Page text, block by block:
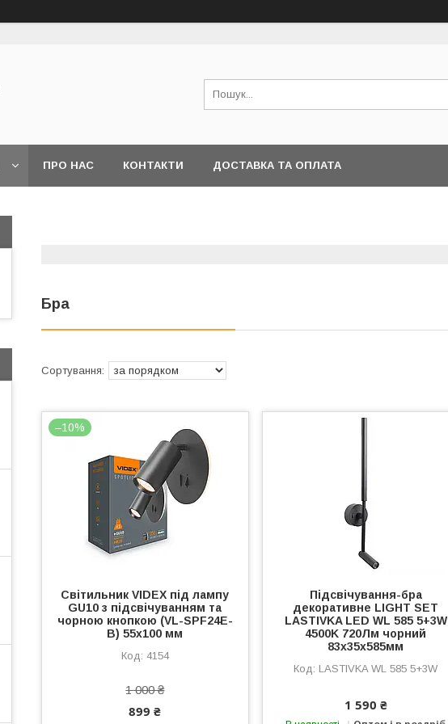
ПРО НАС КОНТАКТИ ДОСТАВКА ТА ОПЛАТА
Бра
–10%
Світильник VIDEX під лампу
GU10 з підсвічуванням та
чорною кнопкою (VL-SPF24E-
B) 55х100 мм
4154
1 000 ₴
899 ₴
Підсвічування-бра
декоративне LIGHT SET
LASTIVKA LED WL 585 5+3W
4500K 720Лм чорний
83x35x585мм
LASTIVKA WL 585 5+3W
1 590 ₴